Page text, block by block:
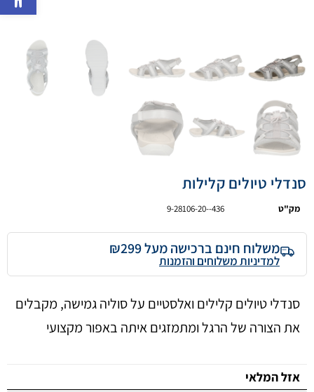
סנדלי טיולים קלילות
מק"ט 9-28106-20--436
משלוח חינם ברכישה מעל ₪299
למדיניות משלוחים והזמנות
סנדלי טיולים קלילים ואלסטיים על סוליה גמישה, מקבלים
את הצורה של הרגל ומתמזגים איתה באפור מקצועי
אזל המלאי